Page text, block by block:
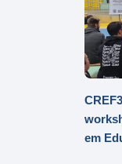
em